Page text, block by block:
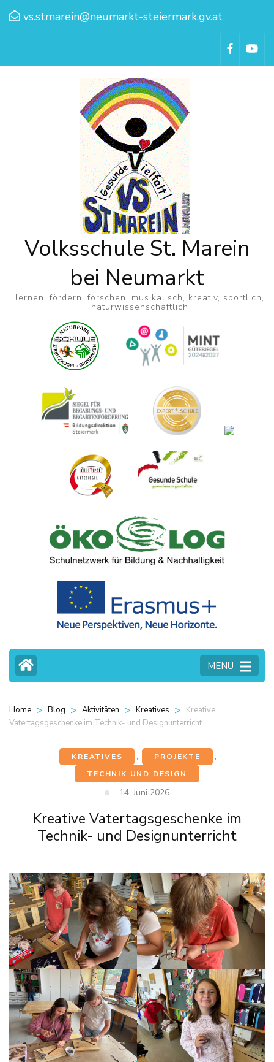
vs.stmarein@neumarkt-steiermark.gv.at
Volksschule St. Marein
bei Neumarkt
lernen, fördern, forschen, musikalisch, kreativ, sportlich,
naturwissenschaftlich
MENU
Home > Blog > Aktivitäten > Kreatives > Kreative
Vatertagsgeschenke im Technik- und Designunterricht
KREATIVES , PROJEKTE
,
TECHNIK UND DESIGN
14. Juni 2026
Kreative Vatertagsgeschenke im
Technik- und Designunterricht